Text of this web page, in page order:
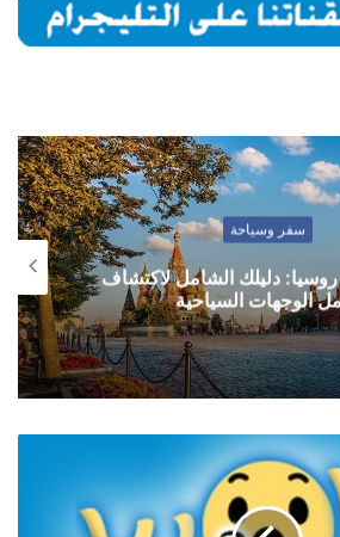
سفر وسياحة
دليلك الشامل لاكتشاف
الوجهات السياحية